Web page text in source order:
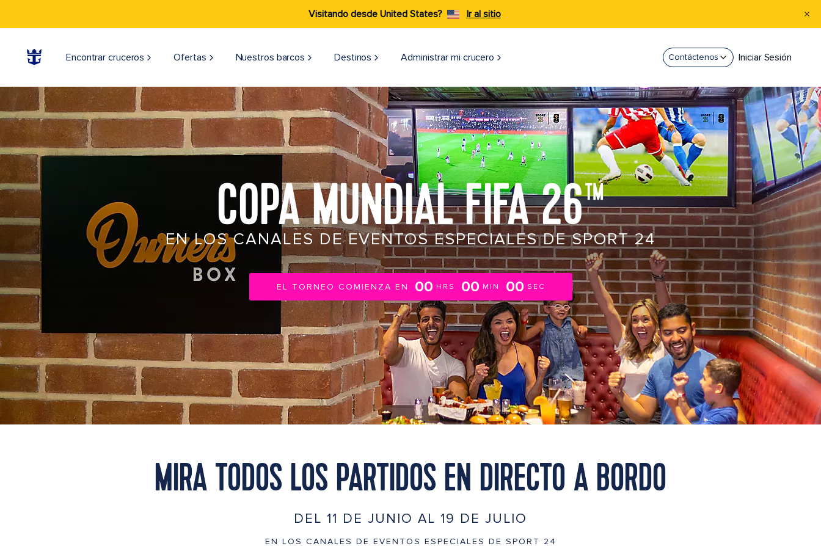
Visitando desde United States? Ir al sitio
Encontrar cruceros Ofertas Nuestros barcos Destinos Administrar mi crucero Contáctenos Iniciar Sesión
COPA MUNDIAL FIFA 26™
EN LOS CANALES DE EVENTOS ESPECIALES DE SPORT 24
EL TORNEO COMIENZA EN 00 HRS 00 MIN 00 SEC
MIRA TODOS LOS PARTIDOS EN DIRECTO A BORDO
DEL 11 DE JUNIO AL 19 DE JULIO
EN LOS CANALES DE EVENTOS ESPECIALES DE SPORT 24